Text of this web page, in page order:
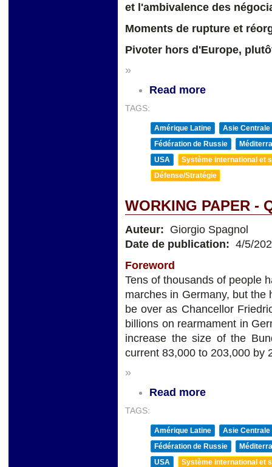
et l'ambivalence des
Moments de rupture et
Pivoter hors d'Europe,
»
Read more
TAGS:
Amérique Latine
Asie Centrale
Fédération de Russie
USA
Système international et
Défense/Stratégie
WORKING PAPER -
Auteur: Giorgio Spagnol
Date de publication: 4/5/
Foreword
Tens of thousands of people
marches in Germany, but
be over as Chancellor
billions on rearmament in
increase the size of the
current 83,000 to 203,000 by
»
Read more
TAGS:
Amérique Latine
Asie Centrale
Fédération de Russie
USA
Système international et